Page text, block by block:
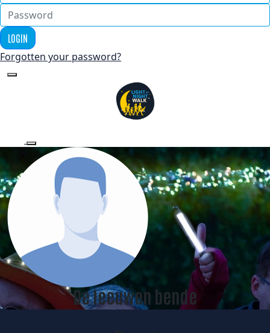
LOGIN
Forgotten your password?
De leeuwen bende